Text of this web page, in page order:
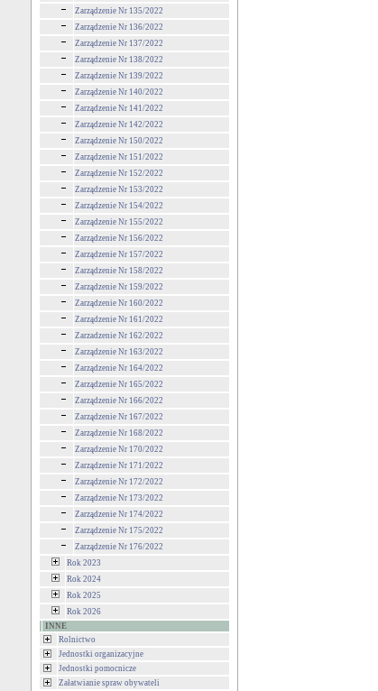
Zarządzenie Nr 135/2022
Zarządzenie Nr 136/2022
Zarządzenie Nr 137/2022
Zarządzenie Nr 138/2022
Zarządzenie Nr 139/2022
Zarządzenie Nr 140/2022
Zarządzenie Nr 141/2022
Zarządzenie Nr 142/2022
Zarządzenie Nr 150/2022
Zarządzenie Nr 151/2022
Zarządzenie Nr 152/2022
Zarządzenie Nr 153/2022
Zarządzenie Nr 154/2022
Zarządzenie Nr 155/2022
Zarządzenie Nr 156/2022
Zarządzenie Nr 157/2022
Zarządzenie Nr 158/2022
Zarządzenie Nr 159/2022
Zarządzenie Nr 160/2022
Zarządzenie Nr 161/2022
Zarzadzenie Nr 162/2022
Zarządzenie Nr 163/2022
Zarządzenie Nr 164/2022
Zarządzenie Nr 165/2022
Zarządzenie Nr 166/2022
Zarządzenie Nr 167/2022
Zarządzenie Nr 168/2022
Zarządzenie Nr 170/2022
Zarządzenie Nr 171/2022
Zarządzenie Nr 172/2022
Zarządzenie Nr 173/2022
Zarządzenie Nr 174/2022
Zarządzenie Nr 175/2022
Zarządzenie Nr 176/2022
Rok 2023
Rok 2024
Rok 2025
Rok 2026
INNE
Rolnictwo
Jednostki organizacyjne
Jednostki pomocnicze
Załatwianie spraw obywateli